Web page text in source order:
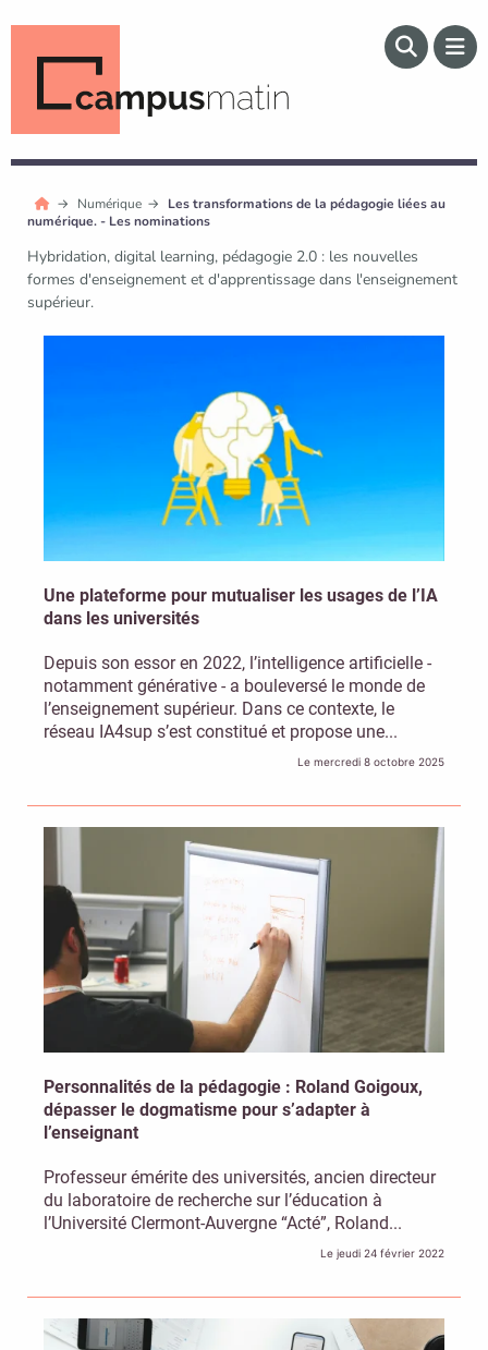
Numérique
Les transformations de la pédagogie liées au
numérique. - Les nominations
Hybridation, digital learning, pédagogie 2.0 : les nouvelles
formes d'enseignement et d'apprentissage dans l'enseignement
supérieur.
Une plateforme pour mutualiser les usages de l’IA
dans les universités
Depuis son essor en 2022, l’intelligence artificielle -
notamment générative - a bouleversé le monde de
l’enseignement supérieur. Dans ce contexte, le
réseau IA4sup s’est constitué et propose une...
Le mercredi 8 octobre 2025
Personnalités de la pédagogie : Roland Goigoux,
dépasser le dogmatisme pour s’adapter à
l’enseignant
Professeur émérite des universités, ancien directeur
du laboratoire de recherche sur l’éducation à
l’Université Clermont-Auvergne “Acté”, Roland...
Le jeudi 24 février 2022